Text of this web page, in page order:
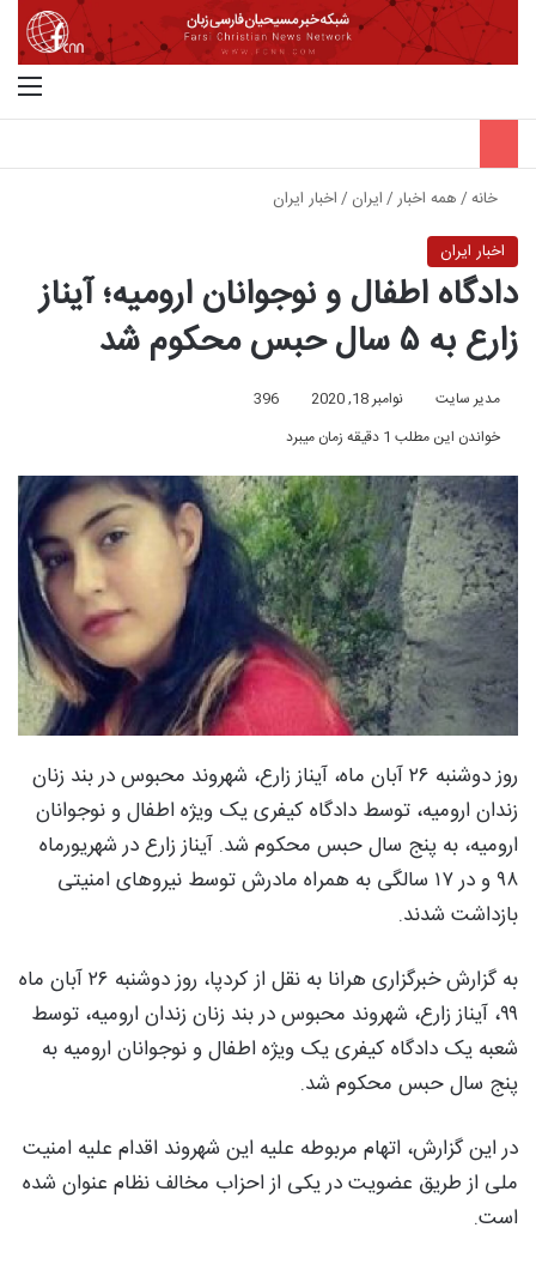
خانه/همه اخبار/ایران /اخبار ایران
اخبار ایران
دادگاه اطفال و نوجوانان ارومیه؛ آیناز
زارع به ۵ سال حبس محکوم شد
مدیر سایت نوامبر 18, 2020
396
خواندن این مطلب 1 دقیقه زمان میبرد
روز دوشنبه ۲۶ آبان‌ ماه، آیناز زارع، شهروند محبوس در بند زنان
زندان ارومیه، توسط دادگاه کیفری یک ویژه اطفال و نوجوانان
ارومیه، به پنج سال حبس محکوم شد. آیناز زارع در شهریورماه
٩٨ و در ۱۷ سالگی به همراه مادرش توسط نیروهای امنیتی
بازداشت شدند.
به گزارش خبرگزاری هرانا به نقل از کردپا، روز دوشنبه ۲۶ آبان‌ ماه
۹۹، آیناز زارع، شهروند محبوس در بند زنان زندان ارومیه، توسط
شعبه یک دادگاه کیفری یک ویژه اطفال و نوجوانان ارومیه به
پنج سال حبس محکوم شد.
در این گزارش، اتهام مربوطه علیه این شهروند اقدام علیه امنیت
ملی از طریق عضویت در یکی از احزاب مخالف نظام عنوان شده
است.